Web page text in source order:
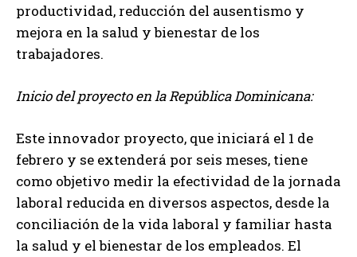
productividad, reducción del ausentismo y
mejora en la salud y bienestar de los
trabajadores.
Inicio del proyecto en la República Dominicana:
Este innovador proyecto, que iniciará el 1 de
febrero y se extenderá por seis meses, tiene
como objetivo medir la efectividad de la jornada
laboral reducida en diversos aspectos, desde la
conciliación de la vida laboral y familiar hasta
la salud y el bienestar de los empleados. El